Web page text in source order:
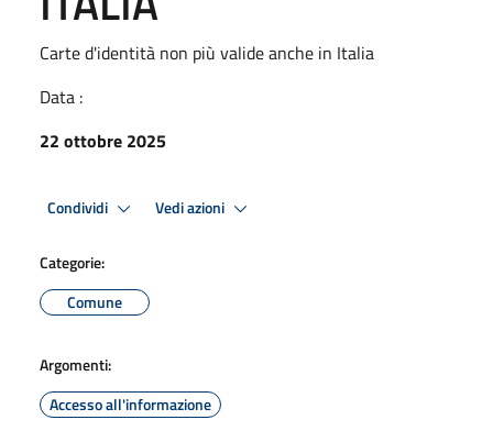
Carte d'identità non più valide anche in Italia
Data :
22 ottobre 2025
Condividi Vedi azioni
Categorie:
Comune
Argomenti:
Accesso all'informazione